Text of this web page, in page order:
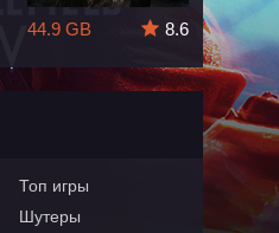
44.9 GB
8.6
164 GB
Топ игры
Шутеры